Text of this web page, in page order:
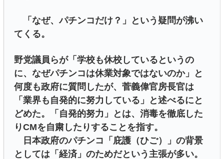
「なぜ、パチンコだけ？」という疑問が沸い
てくる。
野党議員らが「学校も休校しているというの
に、なぜパチンコは休業対象ではないのか」と
何度も政府に質問したが、菅義偉官房長官は
「業界も自発的に努力している」と述べるにと
どめた。「自発的努力」とは、消毒を徹底した
りCMを自粛したりすることを指す。
日本政府のパチンコ「庇護（ひご）」の背景
としては「経済」のためだという主張が多い。